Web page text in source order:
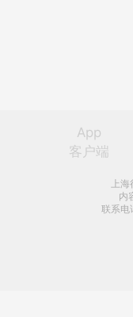
App
客户端
上
内
联系电